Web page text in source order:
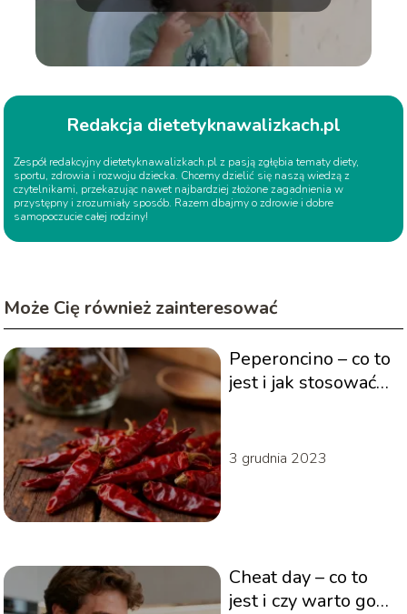
Redakcja dietetyknawalizkach.pl
Zespół redakcyjny dietetyknawalizkach.pl z pasją zgłębia tematy diety,
sportu, zdrowia i rozwoju dziecka. Chcemy dzielić się naszą wiedzą z
czytelnikami, przekazując nawet najbardziej złożone zagadnienia w
przystępny i zrozumiały sposób. Razem dbajmy o zdrowie i dobre
samopoczucie całej rodziny!
Może Cię również zainteresować
Peperoncino – co to
jest i jak stosować
3 grudnia 2023
Cheat day – co to
jest i czy warto go